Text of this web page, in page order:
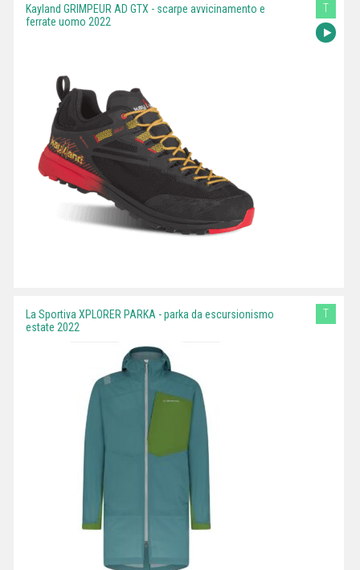
Kayland GRIMPEUR AD GTX - scarpe avvicinamento e
ferrate uomo 2022
T
La Sportiva XPLORER PARKA - parka da escursionismo
estate 2022
T